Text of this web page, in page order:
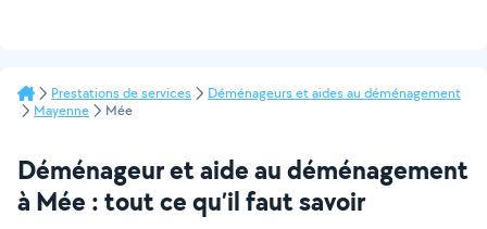
Prestations de services
Déménageurs et aides au déménagement
Mayenne
Mée
Déménageur et aide au déménagement
à Mée : tout ce qu’il faut savoir